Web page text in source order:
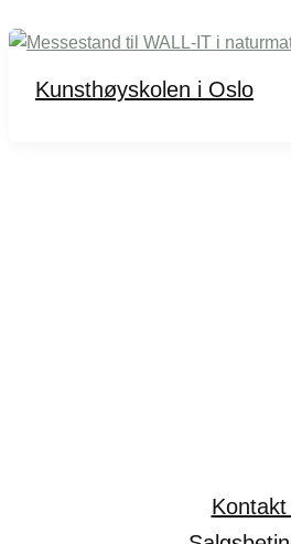
Kunsthøyskolen i Oslo